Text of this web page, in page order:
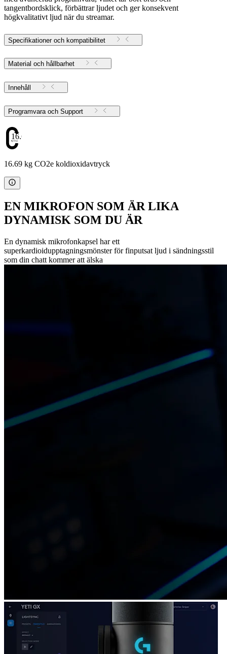
tangentbordsklick, förbättrar ljudet och ger konsekvent
högkvalitativt ljud när du streamar.
Specifikationer och kompatibilitet
Material och hållbarhet
Innehåll
Programvara och Support
16.69
16.69 kg CO2e koldioxidavtryck
EN MIKROFON SOM ÄR LIKA
DYNAMISK SOM DU ÄR
En dynamisk mikrofonkapsel har ett
superkardioidupptagningsmönster för finputsat ljud i sändningsstil
som din chatt kommer att älska